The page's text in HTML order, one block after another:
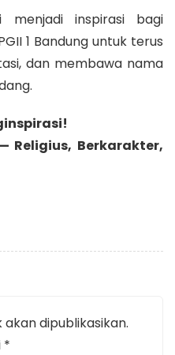
menjadi inspirasi bagi
1 Bandung untuk terus
dan membawa nama
Religius, Berkarakter,
dipublikasikan.
*